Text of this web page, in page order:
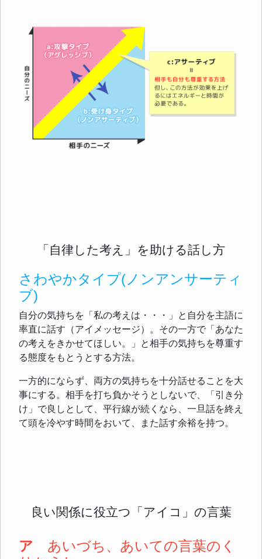
「自律した考え」を助ける話し方
さわやかタイプ(ノンアンサーティ
ブ)
自分の気持ちを「私の考えは・・・」と自分を主語に
率直に話す（アイメッセージ）。その一方で「あなた
の考えをきかせてほしい。」と相手の気持ちを尊重す
る態度をもとうとする方法。
一方的にならず、両方の気持ちを十分話せることを大
事にする。相手を打ち負かそうとしないで、「引き分
け」で良しとして、平行線が続くなら、一旦話を終え
て頭を冷やす時間をおいて、また話す余裕を持つ。
良い関係に役立つ「アイコ」の言葉
ア あいづち、あいての言葉のく